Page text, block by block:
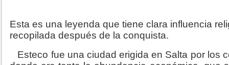
Esta es una leyenda que tiene clara influencia
recopilada después de la conquista.
Esteco fue una ciudad erigida en Salta por los